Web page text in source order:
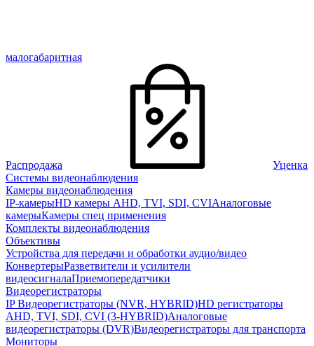
малогабаритная
Распродажа
Уценка
Системы видеонаблюдения
Камеры видеонаблюдения
IP-камерыHD камеры AHD, TVI, SDI, CVIАналоговые
камерыКамеры спец применения
Комплекты видеонаблюдения
Объективы
Устройства для передачи и обработки аудио/видео
КонвертерыРазветвители и усилители
видеосигналаПриемопередатчики
Видеорегистраторы
IP Видеорегистраторы (NVR, HYBRID)HD регистраторы
AHD, TVI, SDI, CVI (3-HYBRID)Аналоговые
видеорегистраторы (DVR)Видеорегистраторы для транспорта
Мониторы